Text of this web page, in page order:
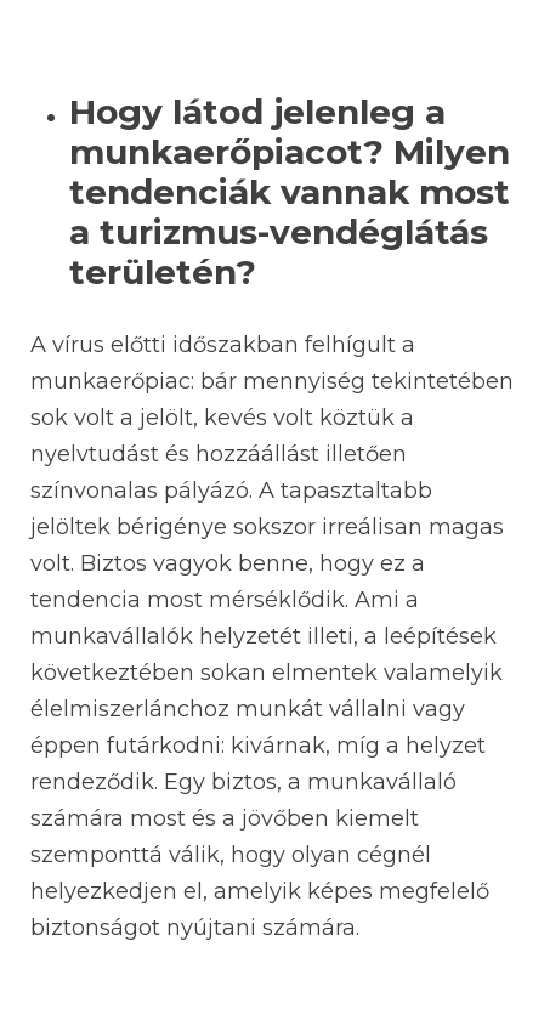
Hogy látod jelenleg a
munkaerőpiacot? Milyen
tendenciák vannak most
a turizmus-vendéglátás
területén?
A vírus előtti időszakban felhígult a
munkaerőpiac: bár mennyiség tekintetében
sok volt a jelölt, kevés volt köztük a
nyelvtudást és hozzáállást illetően
színvonalas pályázó. A tapasztaltabb
jelöltek bérigénye sokszor irreálisan magas
volt. Biztos vagyok benne, hogy ez a
tendencia most mérséklődik. Ami a
munkavállalók helyzetét illeti, a leépítések
következtében sokan elmentek valamelyik
élelmiszerlánchoz munkát vállalni vagy
éppen futárkodni: kivárnak, míg a helyzet
rendeződik. Egy biztos, a munkavállaló
számára most és a jövőben kiemelt
szemponttá válik, hogy olyan cégnél
helyezkedjen el, amelyik képes megfelelő
biztonságot nyújtani számára.